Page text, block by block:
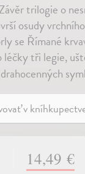
trilogie o
osudy
se Římané
léčky tři legie,
v
14,49 €